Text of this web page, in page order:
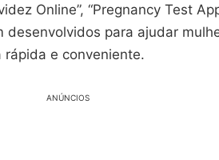
Online”, “Pregnancy Test
desenvolvidos para ajudar
e conveniente.
ANÚNCIOS